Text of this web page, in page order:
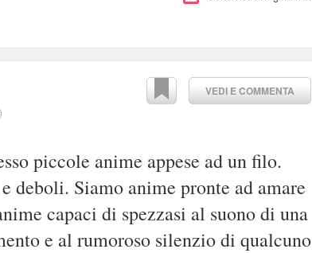
VEDI E COMMENTA
)
piccole anime appese ad un filo.
deboli. Siamo anime pronte ad amare
capaci di spezzasi al suono di una
e al rumoroso silenzio di qualcuno